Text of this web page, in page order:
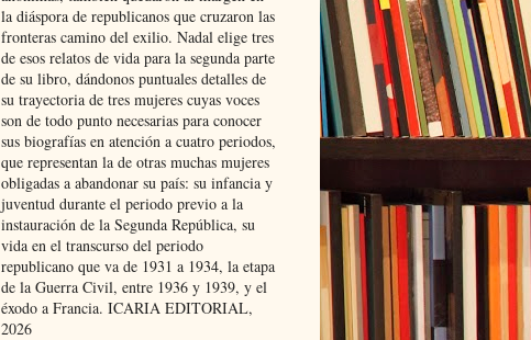
la diáspora de republicanos que cruzaron las
fronteras camino del exilio. Nadal elige tres
de esos relatos de vida para la segunda parte
de su libro, dándonos puntuales detalles de
su trayectoria de tres mujeres cuyas voces
son de todo punto necesarias para conocer
sus biografías en atención a cuatro periodos,
que representan la de otras muchas mujeres
obligadas a abandonar su país: su infancia y
juventud durante el periodo previo a la
instauración de la Segunda República, su
vida en el transcurso del periodo
republicano que va de 1931 a 1934, la etapa
de la Guerra Civil, entre 1936 y 1939, y el
éxodo a Francia. ICARIA EDITORIAL,
2026